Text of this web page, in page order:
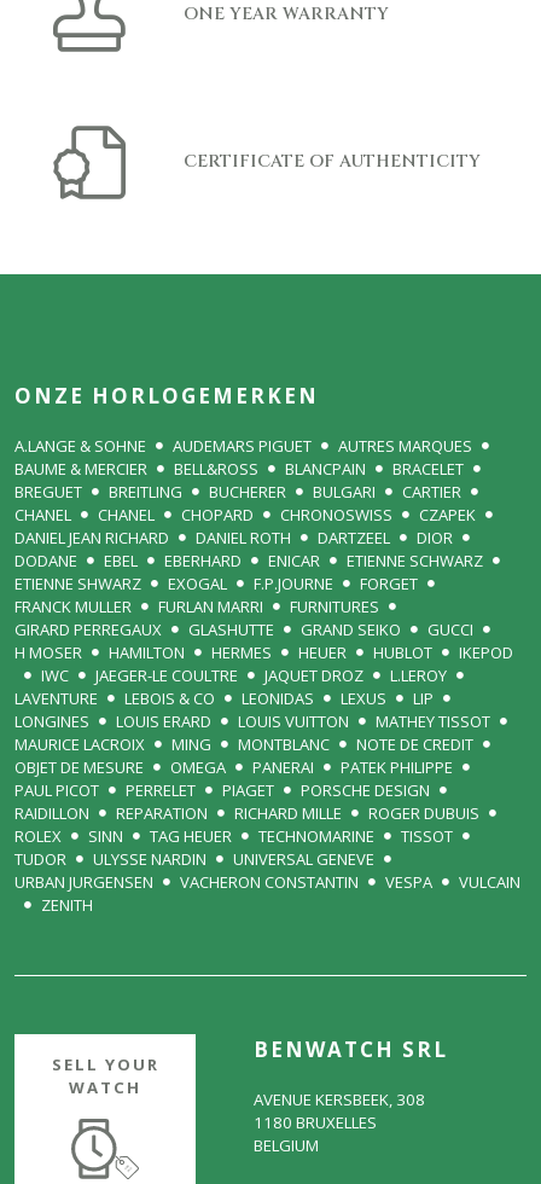
ONE YEAR WARRANTY
CERTIFICATE OF AUTHENTICITY
BENWATCH SRL
AVENUE KERSBEEK, 308
1180 BRUXELLES
BELGIUM
ONZE HORLOGEMERKEN
A.LANGE & SOHNE AUDEMARS PIGUET
AUTRES MARQUES
BAUME & MERCIER
BELL&ROSS BLANCPAIN
BRACELET
BREGUET
BREITLING BUCHERER BULGARI
CARTIER
CHANEL
CHANEL CHOPARD CHRONOSWISS
CZAPEK
DANIEL JEAN RICHARD
DANIEL ROTH DARTZEEL
DIOR
DODANE
EBEL EBERHARD ENICAR
ETIENNE SCHWARZ
ETIENNE SHWARZ
EXOGAL F.P.JOURNE
FORGET
FRANCK MULLER
FURLAN MARRI
FURNITURES
GIRARD PERREGAUX
GLASHUTTE GRAND SEIKO
GUCCI
H MOSER
HAMILTON HERMES HEUER HUBLOT
IKEPOD
IWC
JAEGER-LE COULTRE JAQUET DROZ
L.LEROY
LAVENTURE
LEBOIS & CO LEONIDAS LEXUS
LIP
LONGINES
LOUIS ERARD LOUIS VUITTON
MATHEY TISSOT
MAURICE LACROIX
MING MONTBLANC
NOTE DE CREDIT
OBJET DE MESURE
OMEGA PANERAI
PATEK PHILIPPE
PAUL PICOT
PERRELET PIAGET
PORSCHE DESIGN
RAIDILLON
REPARATION RICHARD MILLE
ROGER DUBUIS
ROLEX
SINN TAG HEUER TECHNOMARINE
TISSOT
TUDOR
ULYSSE NARDIN
UNIVERSAL GENEVE
URBAN JURGENSEN
VACHERON CONSTANTIN VESPA
VULCAIN
ZENITH
SELL YOUR
WATCH